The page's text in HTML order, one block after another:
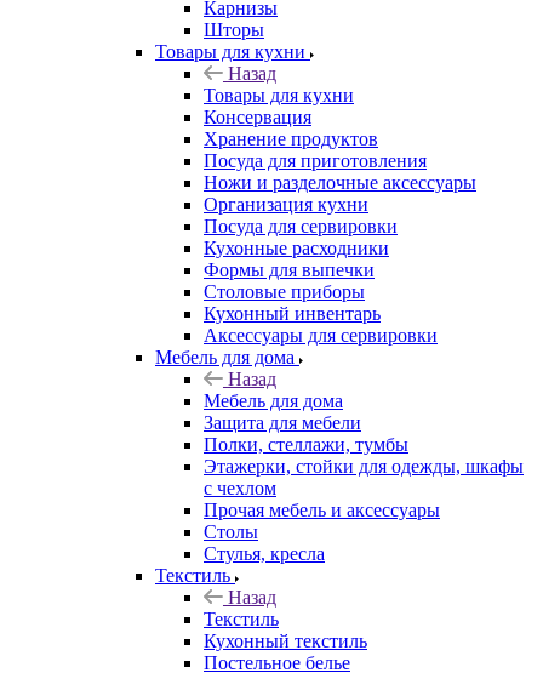
Карнизы
Шторы
Товары для кухни
Назад
Товары для кухни
Консервация
Хранение продуктов
Посуда для приготовления
Ножи и разделочные аксессуары
Организация кухни
Посуда для сервировки
Кухонные расходники
Формы для выпечки
Столовые приборы
Кухонный инвентарь
Аксессуары для сервировки
Мебель для дома
Назад
Мебель для дома
Защита для мебели
Полки, стеллажи, тумбы
Этажерки, стойки для одежды, шкафы
с чехлом
Прочая мебель и аксессуары
Столы
Стулья, кресла
Текстиль
Назад
Текстиль
Кухонный текстиль
Постельное белье